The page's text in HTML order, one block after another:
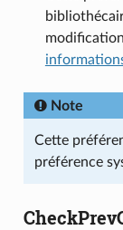
Note
Cette
préférence